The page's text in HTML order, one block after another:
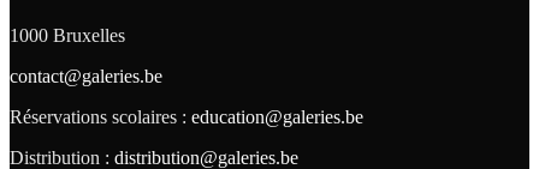
1000 Bruxelles
contact@galeries.be
Réservations scolaires : education@galeries.be
Distribution : distribution@galeries.be